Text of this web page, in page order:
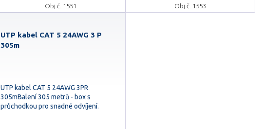
Obj.č. 1551 Obj.č. 1553
UTP kabel CAT 5 24AWG 3 P
305m
UTP kabel CAT 5 24AWG 3PR
305mBalení 305 metrů - box s
průchodkou pro snadné odvíjení.